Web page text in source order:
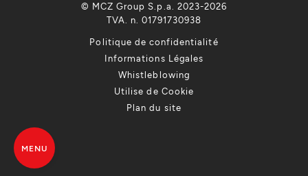
Politique de confidentialité
Informations Légales
Whistleblowing
Utilise de Cookie
Plan du site
© MCZ Group S.p.a. 2023-2026
TVA. n. 01791730938
MENU